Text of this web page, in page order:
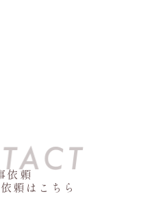
依頼
頼はこちら